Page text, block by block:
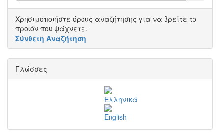
Χρησιμοποιήστε όρους αναζήτησης για να βρείτε το
προϊόν που ψάχνετε.
Σύνθετη Αναζήτηση
Γλώσσες